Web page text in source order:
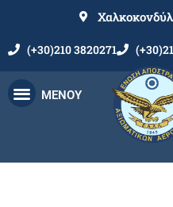
(+30)210 3820271
ΜΕΝΟΥ